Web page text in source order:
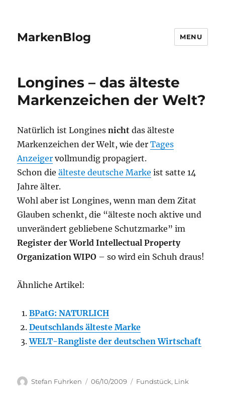
MarkenBlog MENU
Longines – das älteste
Markenzeichen der Welt?
Natürlich ist Longinesnichtdas älteste
Markenzeichen der Welt, wie derTages
Anzeiger vollmundig propagiert.
Schon dieälteste deutsche Marke ist satte 14
Jahre älter.
Wohl aber ist Longines, wenn man dem Zitat
Glauben schenkt, die “älteste noch aktive und
unverändert gebliebene Schutzmarke” im
Register der World Intellectual Property
Organization WIPO – so wird ein Schuh draus!
Ähnliche Artikel:
BPatG: NATURLICH
Deutschlands älteste Marke
WELT-Rangliste der deutschen Wirtschaft
Author
Stefan Fuhrken
Posted
06/10/2009 Categories
Fundstück, Link